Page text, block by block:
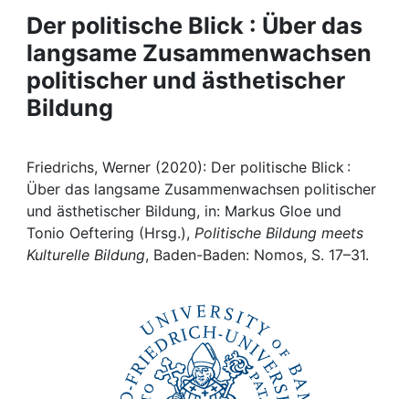
Projects
People
Institutions
Awards
My FIS
Help
Der politische Blick : Über das
langsame Zusammenwachsen
politischer und ästhetischer
Bildung
Friedrichs, Werner (2020): Der politische Blick :
Über das langsame Zusammenwachsen politischer
und ästhetischer Bildung, in: Markus Gloe und
Tonio Oeftering (Hrsg.), Politische Bildung meets
Kulturelle Bildung, Baden-Baden: Nomos, S. 17–31.